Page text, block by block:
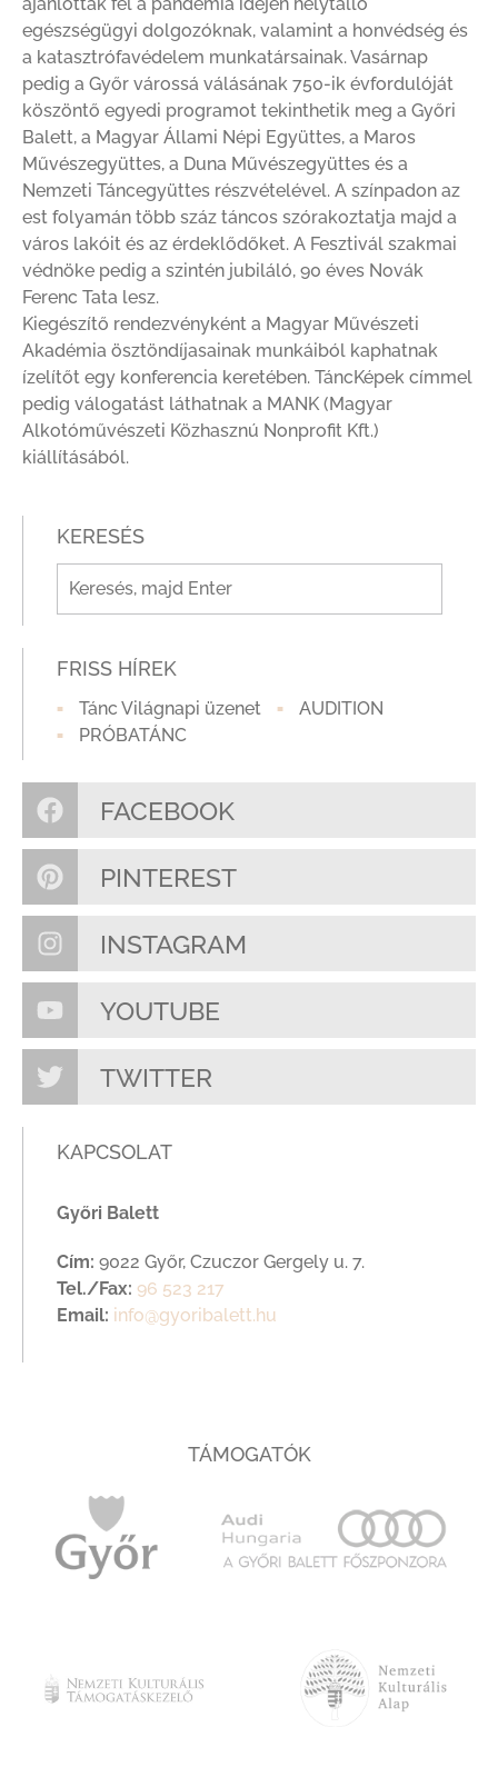
ajánlottak fel a pandémia idején helytálló
egészségügyi dolgozóknak, valamint a honvédség és
a katasztrófavédelem munkatársainak. Vasárnap
pedig a Győr várossá válásának 750-ik évfordulóját
köszöntő egyedi programot tekinthetik meg a Győri
Balett, a Magyar Állami Népi Együttes, a Maros
Művészegyüttes, a Duna Művészegyüttes és a
Nemzeti Táncegyüttes részvételével. A színpadon az
est folyamán több száz táncos szórakoztatja majd a
város lakóit és az érdeklődőket. A Fesztivál szakmai
védnöke pedig a szintén jubiláló, 90 éves Novák
Ferenc Tata lesz.
Kiegészítő rendezvényként a Magyar Művészeti
Akadémia ösztöndíjasainak munkáiból kaphatnak
ízelítőt egy konferencia keretében. TáncKépek címmel
pedig válogatást láthatnak a MANK (Magyar
Alkotóművészeti Közhasznú Nonprofit Kft.)
kiállításából.
KERESÉS
FRISS HÍREK
Tánc Világnapi üzenet
AUDITION
PRÓBATÁNC
FACEBOOK
PINTEREST
INSTAGRAM
YOUTUBE
TWITTER
KAPCSOLAT
Győri Balett
Cím: 9022 Győr, Czuczor Gergely u. 7.
Tel./Fax: 96 523 217
Email: info@gyoribalett.hu
TÁMOGATÓK